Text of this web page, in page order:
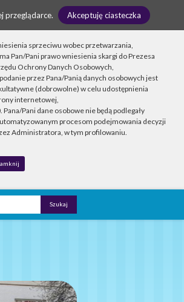
przeglądarce. Akceptuję ciasteczka
sprzeciwu wobec przetwarzania,
Pan/Pani prawo wniesienia skargi do Prezesa
Ochrony Danych Osobowych,
przez Pana/Panią danych osobowych jest
(dobrowolne) w celu udostępnienia
internetowej,
Pana/Pani dane osobowe nie będą podlegały
procesom podejmowania decyzji
Administratora, w tym profilowaniu.